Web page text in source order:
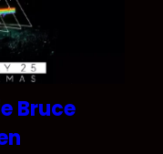
Bruce